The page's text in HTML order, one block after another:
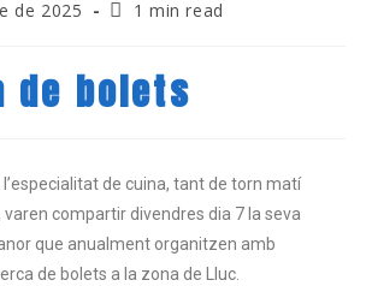
de 2025
1 min read
de bolets
de cuina, tant de torn matí
varen compartir divendres dia 7 la seva
que anualment organitzen amb
de bolets a la zona de Lluc.